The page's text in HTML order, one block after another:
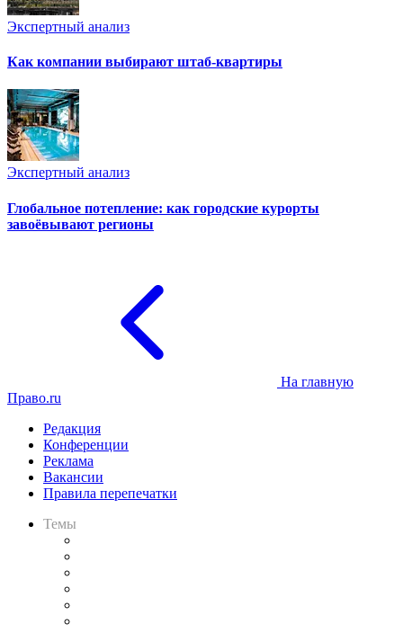
Экспертный анализ
Как компании выбирают штаб-квартиры
Экспертный анализ
Глобальное потепление: как городские курорты
завоёвывают регионы
На главную
Право.ru
Редакция
Конференции
Реклама
Вакансии
Правила перепечатки
Темы